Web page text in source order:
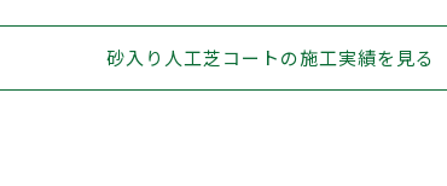
砂入り人工芝コートの施工実績を見る